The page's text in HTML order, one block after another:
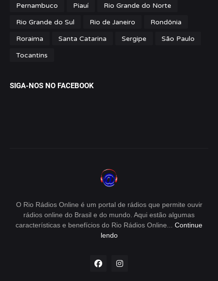
Pernambuco
Piauí
Rio Grande do Norte
Rio Grande do Sul
Rio de Janeiro
Rondônia
Roraima
Santa Catarina Sergipe
São Paulo
Tocantins
SIGA-NOS NO FACEBOOK
O Rio Rádios Online é um portal de rádios que permite ouvir
rádios online do Brasil e do mundo. Aqui estão algumas
características e benefícios do Rio Rádios Online...
Continue
lendo